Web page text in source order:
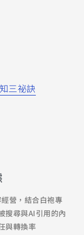
三祕訣
營，結合白袍專
搜尋與AI引用的內
與轉換率